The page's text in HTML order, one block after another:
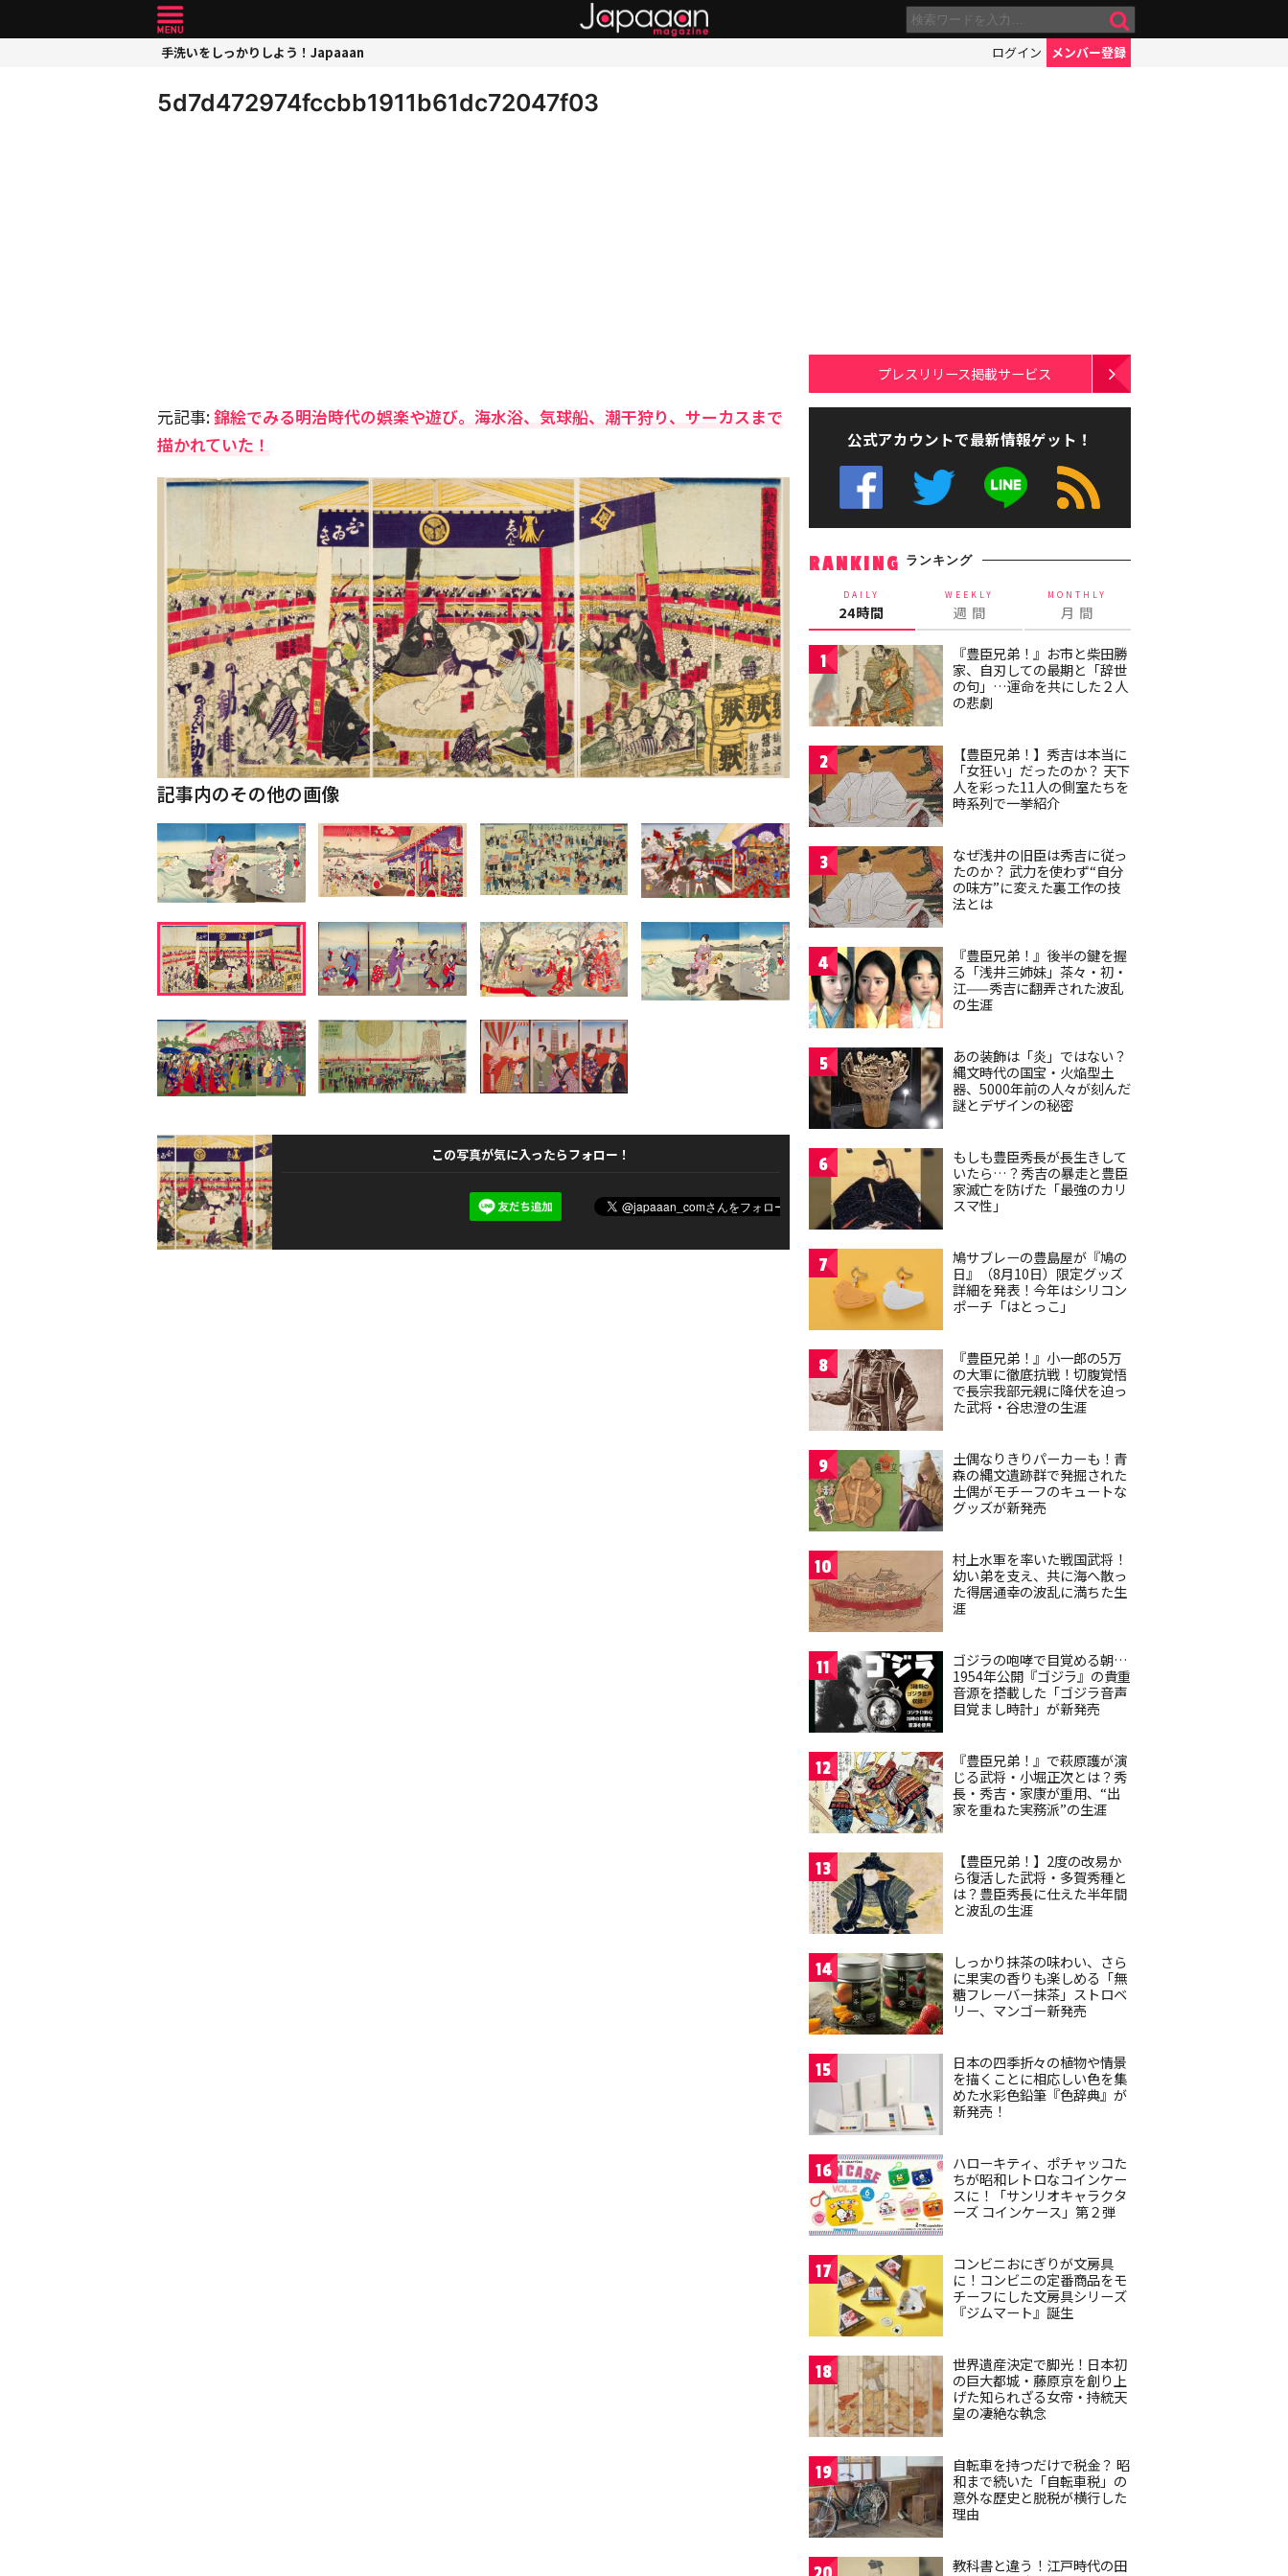
手洗いをしっかりしよう！Japaaan ログイン メンバー登録
5d7d472974fccbb1911b61dc72047f03
元記事:錦絵でみる明治時代の娯楽や遊び。海水浴、気球船、潮干狩り、サーカスまで
描かれていた！
記事内のその他の画像
この写真が気に入ったらフォロー！
プレスリリース掲載サービス
公式アカウントで最新情報ゲット！
RANKING ランキング
DAILY
24時間
WEEKLY
週 間
MONTHLY
月 間
1
『豊臣兄弟！』お市と柴田勝
家、自刃しての最期と「辞世
の句」…運命を共にした２人
の悲劇
2
【豊臣兄弟！】秀吉は本当に
「女狂い」だったのか？ 天下
人を彩った11人の側室たちを
時系列で一挙紹介
3
なぜ浅井の旧臣は秀吉に従っ
たのか？ 武力を使わず“自分
の味方”に変えた裏工作の技
法とは
4
『豊臣兄弟！』後半の鍵を握
る「浅井三姉妹」茶々・初・
江——秀吉に翻弄された波乱
の生涯
5
あの装飾は「炎」ではない？
縄文時代の国宝・火焔型土
器、5000年前の人々が刻んだ
謎とデザインの秘密
6
もしも豊臣秀長が長生きして
いたら…？秀吉の暴走と豊臣
家滅亡を防げた「最強のカリ
スマ性」
7
鳩サブレーの豊島屋が『鳩の
日』（8月10日）限定グッズ
詳細を発表！今年はシリコン
ポーチ「はとっこ」
8
『豊臣兄弟！』小一郎の5万
の大軍に徹底抗戦！切腹覚悟
で長宗我部元親に降伏を迫っ
た武将・谷忠澄の生涯
9
土偶なりきりパーカーも！青
森の縄文遺跡群で発掘された
土偶がモチーフのキュートな
グッズが新発売
10
村上水軍を率いた戦国武将！
幼い弟を支え、共に海へ散っ
た得居通幸の波乱に満ちた生
涯
11
ゴジラの咆哮で目覚める朝…
1954年公開『ゴジラ』の貴重
音源を搭載した「ゴジラ音声
目覚まし時計」が新発売
12
『豊臣兄弟！』で萩原護が演
じる武将・小堀正次とは？秀
長・秀吉・家康が重用、“出
家を重ねた実務派”の生涯
13
【豊臣兄弟！】2度の改易か
ら復活した武将・多賀秀種と
は？豊臣秀長に仕えた半年間
と波乱の生涯
14
しっかり抹茶の味わい、さら
に果実の香りも楽しめる「無
糖フレーバー抹茶」ストロベ
リー、マンゴー新発売
15
日本の四季折々の植物や情景
を描くことに相応しい色を集
めた水彩色鉛筆『色辞典』が
新発売！
16
ハローキティ、ポチャッコた
ちが昭和レトロなコインケー
スに！「サンリオキャラクタ
ーズ コインケース」第２弾
17
コンビニおにぎりが文房具
に！コンビニの定番商品をモ
チーフにした文房具シリーズ
『ジムマート』誕生
18
世界遺産決定で脚光！日本初
の巨大都城・藤原京を創り上
げた知られざる女帝・持統天
皇の凄絶な執念
19
自転車を持つだけで税金？ 昭
和まで続いた「自転車税」の
意外な歴史と脱税が横行した
理由
教科書と違う！江戸時代の田